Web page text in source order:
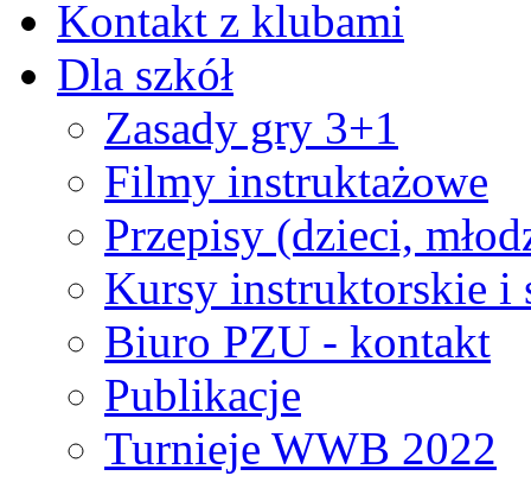
Kontakt z klubami
Dla szkół
Zasady gry 3+1
Filmy instruktażowe
Przepisy (dzieci,
Kursy instruktorskie i
Biuro PZU - kontakt
Publikacje
Turnieje WWB 2022